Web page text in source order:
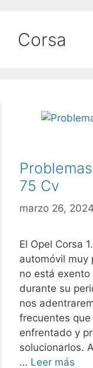
Corsa
75 Cv
marzo 26, 2024
El Opel Corsa
automóvil muy
no está
durante su
nos
frecuentes
enfrentado y
solucionarlos.
… Leer más